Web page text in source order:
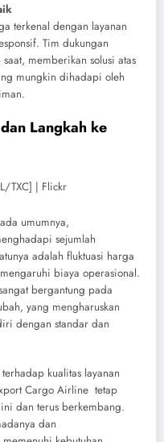
terkenal dengan layanan
Tim dukungan
memberikan solusi atas
mungkin dihadapi oleh
Langkah ke
umumnya,
sejumlah
adalah fluktuasi harga
biaya operasional.
bergantung pada
yang mengharuskan
dengan standar dan
kualitas layanan
Cargo Airline tetap
dan terus berkembang.
dan